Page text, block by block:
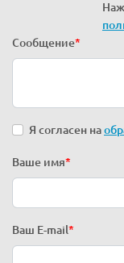
Сообщение*
Я согласен на
Ваше имя*
Ваш E-mail*